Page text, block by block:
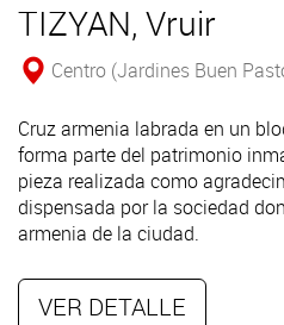
TIZYAN, Vruir
Centro (Jardines Buen
Cruz armenia labrada en un
forma parte del patrimonio
pieza realizada como
dispensada por la sociedad
armenia de la ciudad.
VER DETALLE